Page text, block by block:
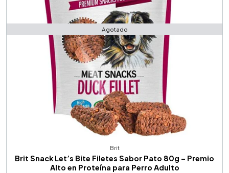
Agotado
Brit
Brit Snack Let’s Bite Filetes Sabor Pato 80g – Premio
Alto en Proteína para Perro Adulto